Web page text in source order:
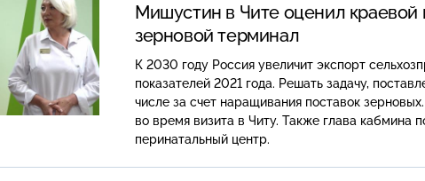
Мишустин в Чите оценил краевой
зерновой терминал
К 2030 году Россия увеличит экспорт
показателей 2021 года. Решать задачу,
числе за счет наращивания поставок
во время визита в Читу. Также глава кабмина
перинатальный центр.